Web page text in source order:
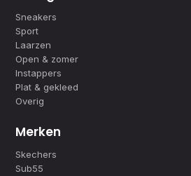
Sneakers
Sport
Laarzen
Open & zomer
Instappers
Plat & gekleed
Overig
Merken
Skechers
Sub55